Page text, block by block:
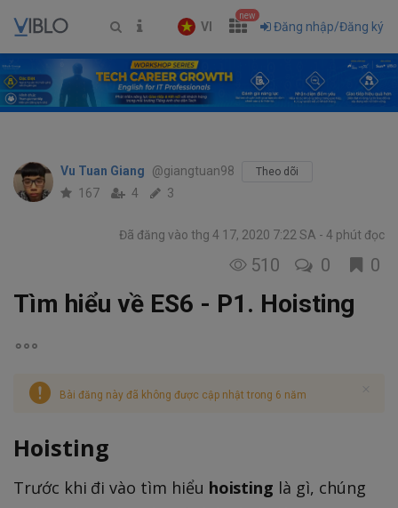
VI
new
Đăng nhập/Đăng ký
Vu Tuan Giang @giangtuan98 Theo dõi
167 4 3
Đã đăng vào thg 4 17, 2020 7:22 SA 4 phút đọc
510 0 0
Tìm hiểu về ES6 - P1. Hoisting
Bài đăng này đã không được cập nhật trong 6 năm
Hoisting
Trước khi đi vào tìm hiểu hoisting là gì, chúng